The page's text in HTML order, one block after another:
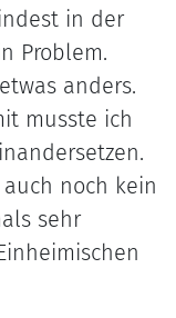
in der
Problem.
anders.
musste ich
noch kein
sehr